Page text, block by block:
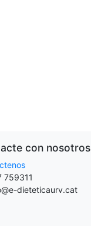
con nosotros
759311
dieteticaurv.cat